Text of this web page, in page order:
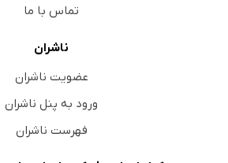
تماس با ما
ناشران
عضویت ناشران
ورود به پنل ناشران
فهرست ناشران